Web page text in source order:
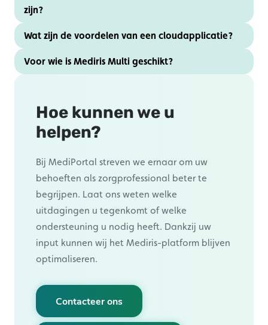
zijn?
Wat zijn de voordelen van een cloudapplicatie?
Voor wie is Mediris Multi geschikt?
Hoe kunnen we u
helpen?
Bij MediPortal streven we ernaar om uw
behoeften als zorgprofessional beter te
begrijpen. Laat ons weten welke
uitdagingen u tegenkomt of welke
ondersteuning u nodig heeft. Dankzij uw
input kunnen wij het Mediris-platform blijven
optimaliseren.
Contacteer ons